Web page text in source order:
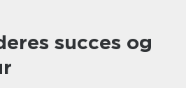
succes og